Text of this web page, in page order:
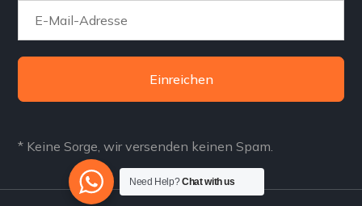
Einreichen
* Keine Sorge, wir versenden keinen Spam.
Need Help?Chat with us